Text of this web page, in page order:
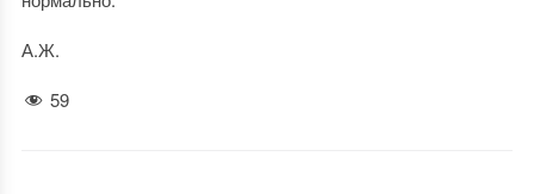
А.Ж.
59